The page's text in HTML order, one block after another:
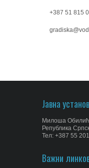
+387 51 815
Јавна
Милоша
Република
Тел: +387 55
Важни